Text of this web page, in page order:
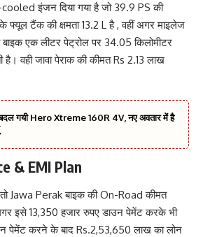
इंजन दिया गया है जो 39.9 PS की
फ्यूल टैंक की क्षमता 13.2 L है , वहीं अगर माइलेज
बाइक एक लीटर पेट्रोल पर 34.05 किलोमीटर
है। वही जावा पेराक की कीमत Rs 2.13 लाख
बदल गयी Hero Xtreme 160R 4V, नए अवतार में है
& EMI Plan
Jawa Perak बाइक की On-Road कीमत
इसे 13,350 हजार रुपए डाउन पेमेंट करके भी
पेमेंट करने के बाद Rs.2,53,650 लाख का लोन